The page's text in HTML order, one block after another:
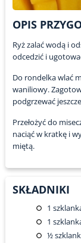
OPIS
Ryż zalać wodą i
odcedzić i
Do rondelka wlać
waniliowy.
podgrzewać
Przełożyć do
naciąć w kratkę i
miętą.
SKŁADNIKI
1
1
½